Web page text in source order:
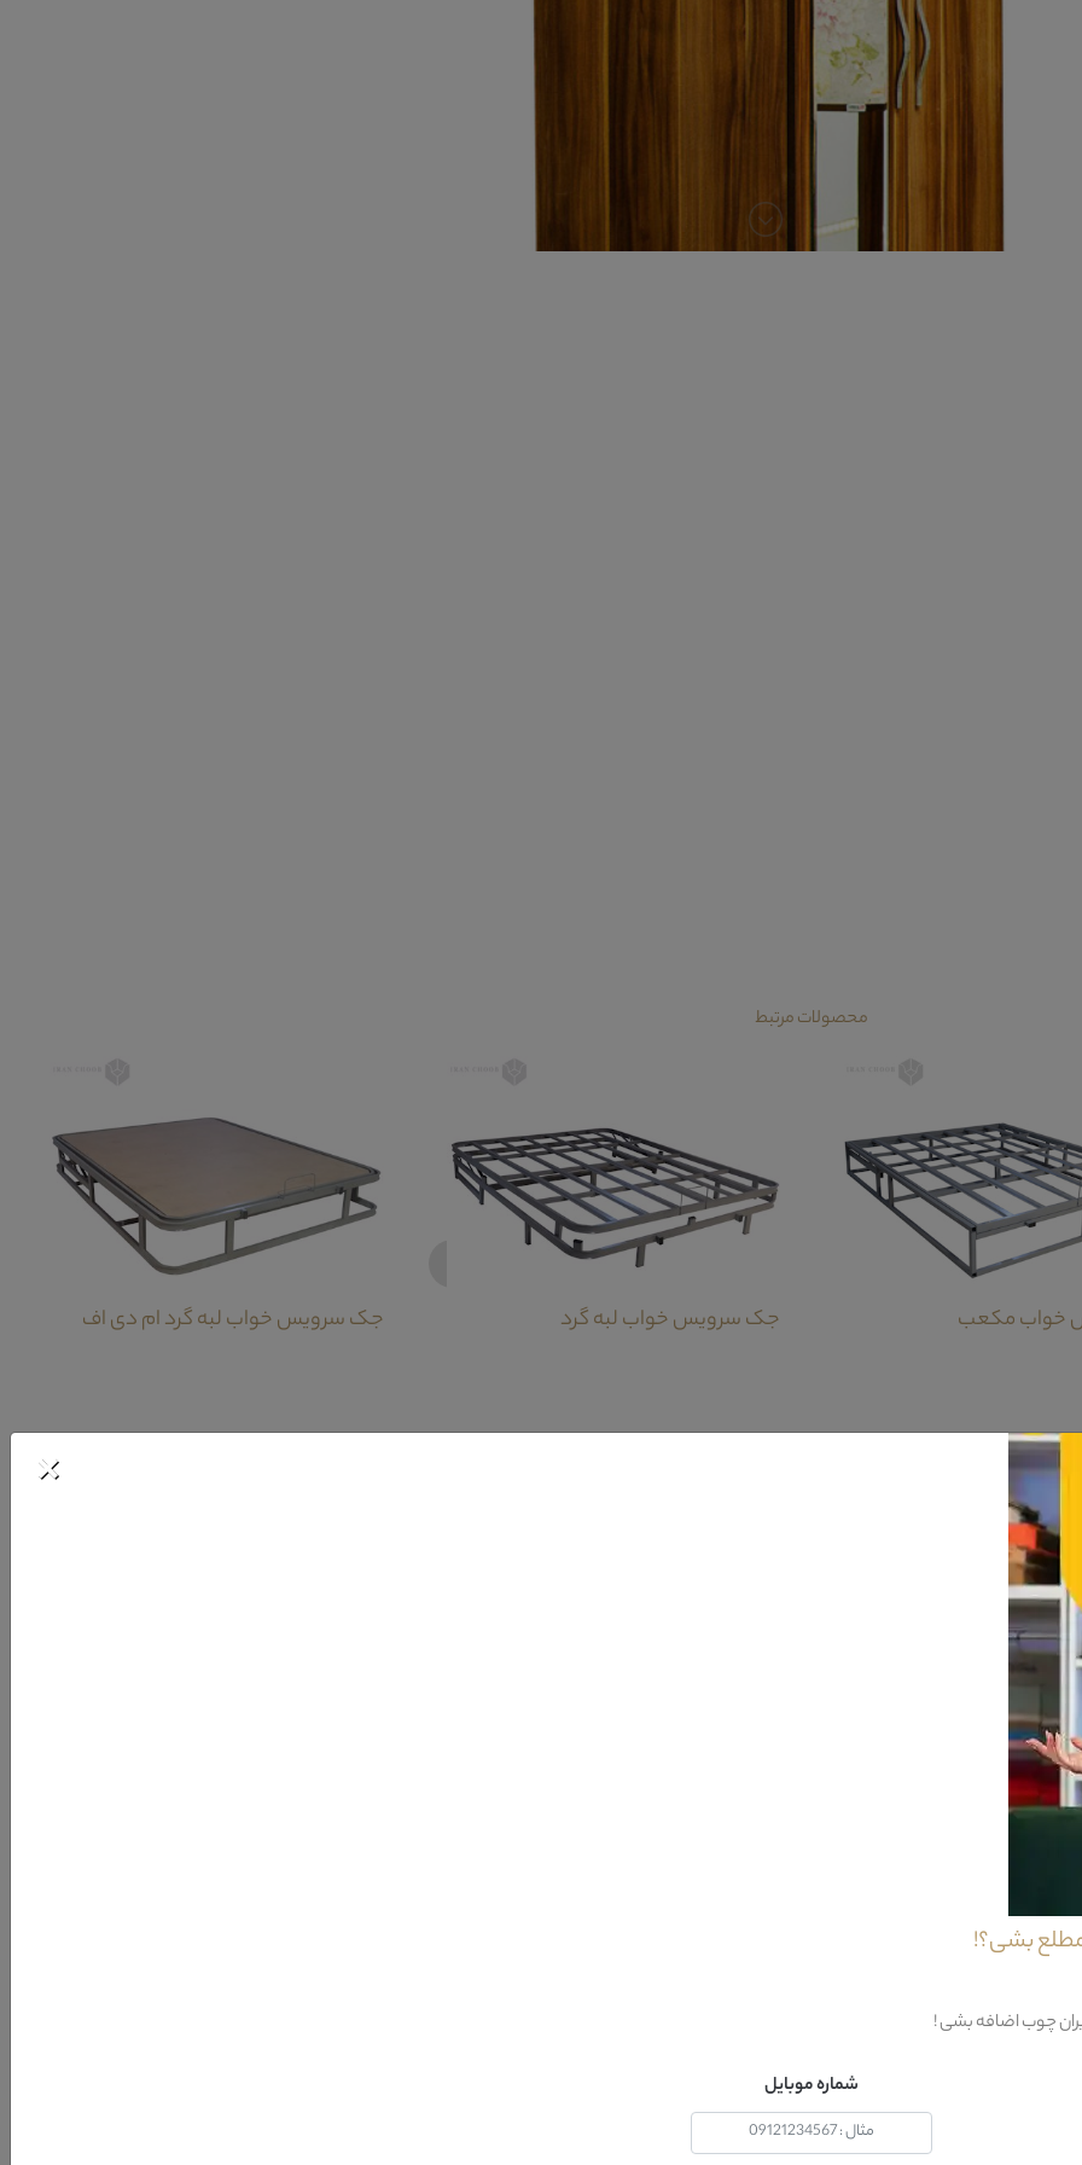
محصولات مرتبط
خواب مکعب جک سرویس خواب لبه گرد جک سرویس خواب لبه گرد ام دی اف
آن کملا تابع اجزا این سرویس خواب است.این کمد از جمله کمد های دو درب ایران چوب به شمار می آید که می تواند محل مناسبی برای قرار گیری لوازم شخصی و البسه
آن می تواند از جمله مکان های مناسب برای قرار گیری لوازم شما باشد.
دو نفر
×
بشی؟!
چوب اضافه بشی !
شماره موبایل